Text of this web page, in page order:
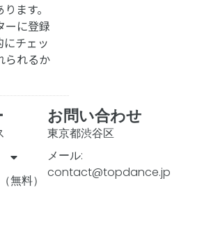
ます。
ーに登録
チェッ
られるか
無料）
お問い合わせ
東京都渋谷区
メール:
contact@topdance.jp